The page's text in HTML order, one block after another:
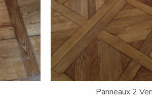
Panneaux 1 Vernis